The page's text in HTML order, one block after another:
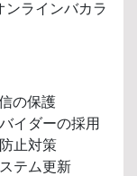
ンラインバカラ
の保護
イダーの採用
止対策
テム更新